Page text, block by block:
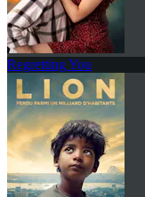
Regretting You